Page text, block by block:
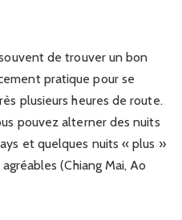
de trouver un bon
pratique pour se
plusieurs heures de route.
pouvez alterner des nuits
et quelques nuits « plus »
(Chiang Mai, Ao